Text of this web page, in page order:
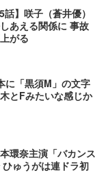
あえる関係に 事故
がる
に「黒須M」の文字
とFみたいな感じか
環奈主演「バカンス
ゅうがは連ドラ初